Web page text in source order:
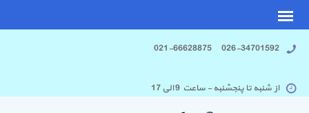
026-34701592 021-66628875
از شنبه تا پنجشنبه - ساعت 9 الی 17